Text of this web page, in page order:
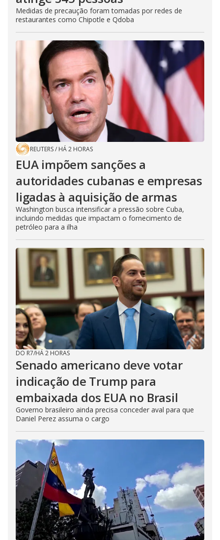
Medidas de precaução foram tomadas por redes de
restaurantes como Chipotle e Qdoba
REUTERS/ HÁ 2 HORAS
EUA impõem sanções a
autoridades cubanas e empresas
ligadas à aquisição de armas
Washington busca intensificar a pressão sobre Cuba,
incluindo medidas que impactam o fornecimento de
petróleo para a ilha
DO R7/HÁ 2 HORAS
Senado americano deve votar
indicação de Trump para
embaixada dos EUA no Brasil
Governo brasileiro ainda precisa conceder aval para que
Daniel Perez assuma o cargo